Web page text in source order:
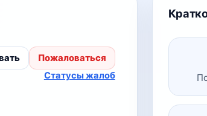
Пожаловаться
Статусы жалоб